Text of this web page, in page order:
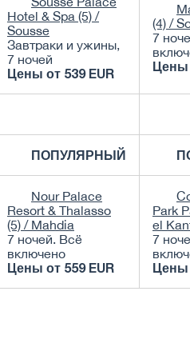
Hotel & Spa (5) /
Sousse
Завтраки и ужины,
7 ночей
Цены от 539 EUR
(4) /
7
ПОПУЛЯРНЫЙ
Nour Palace
Resort & Thalasso
(5) / Mahdia
7 ночей. Всё
включено
Цены от 559 EUR
Park
el
7